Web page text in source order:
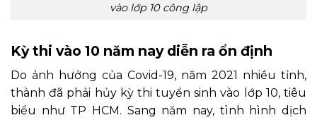
vào lớp 10 công lập
Kỳ thi vào 10 năm nay diễn ra ổn định
Do ảnh hưởng của Covid-19, năm 2021 nhiều tỉnh,
thành đã phải hủy kỳ thi tuyển sinh vào lớp 10, tiêu
biểu như TP HCM. Sang năm nay, tình hình dịch